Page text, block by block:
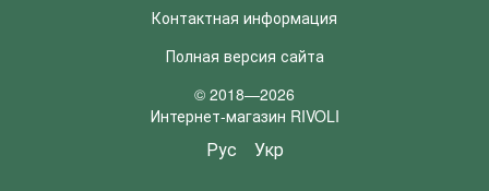
Контактная информация
Полная версия сайта
© 2018—2026
Интернет-магазин RIVOLI
Рус Укр